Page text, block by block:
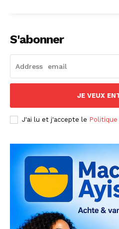
S'abonner
JE VEUX
J'ai lu et j'accepte le